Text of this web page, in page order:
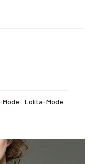
Lolita-Mode